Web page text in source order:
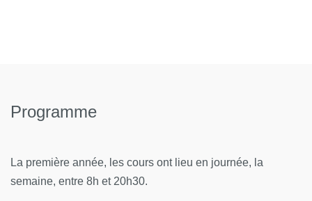
Programme
La première année, les cours ont lieu en journée, la
semaine, entre 8h et 20h30.